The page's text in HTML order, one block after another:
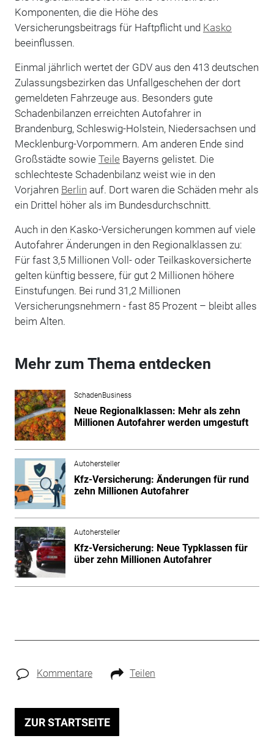
Komponenten, die die Höhe des
Versicherungsbeitrags für Haftpflicht und Kasko
beeinflussen.
Einmal jährlich wertet der GDV aus den 413 deutschen
Zulassungsbezirken das Unfallgeschehen der dort
gemeldeten Fahrzeuge aus. Besonders gute
Schadenbilanzen erreichten Autofahrer in
Brandenburg, Schleswig-Holstein, Niedersachsen und
Mecklenburg-Vorpommern. Am anderen Ende sind
Großstädte sowie Teile Bayerns gelistet. Die
schlechteste Schadenbilanz weist wie in den
Vorjahren Berlin auf. Dort waren die Schäden mehr als
ein Drittel höher als im Bundesdurchschnitt.
Auch in den Kasko-Versicherungen kommen auf viele
Autofahrer Änderungen in den Regionalklassen zu:
Für fast 3,5 Millionen Voll- oder Teilkaskoversicherte
gelten künftig bessere, für gut 2 Millionen höhere
Einstufungen. Bei rund 31,2 Millionen
Versicherungsnehmern - fast 85 Prozent – bleibt alles
beim Alten.
Mehr zum Thema entdecken
SchadenBusiness
Neue Regionalklassen: Mehr als zehn
Millionen Autofahrer werden umgestuft
Autohersteller
Kfz-Versicherung: Änderungen für rund
zehn Millionen Autofahrer
Autohersteller
Kfz-Versicherung: Neue Typklassen für
über zehn Millionen Autofahrer
Kommentare Teilen
ZUR STARTSEITE